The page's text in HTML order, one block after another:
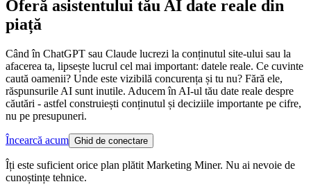
Oferă asistentului tău AI date reale din
piață
Când în ChatGPT sau Claude lucrezi la conținutul site-ului sau la
afacerea ta, lipsește lucrul cel mai important: datele reale. Ce cuvinte
caută oamenii? Unde este vizibilă concurența și tu nu? Fără ele,
răspunsurile AI sunt inutile. Aducem în AI-ul tău date reale despre
căutări - astfel construiești conținutul și deciziile importante pe cifre,
nu pe presupuneri.
Încearcă acum Ghid de conectare
Îți este suficient orice plan plătit Marketing Miner. Nu ai nevoie de
cunoștințe tehnice.